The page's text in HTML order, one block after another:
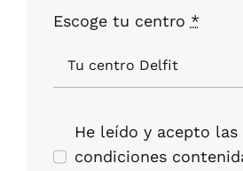
Escoge tu centro *
He leído y acepto las
condiciones